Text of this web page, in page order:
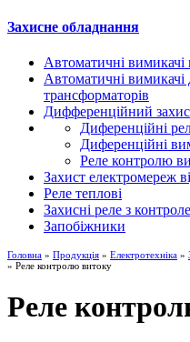
Захисне обладнання
Автоматичні
Автоматичні вимикачі
трансформаторів
Дифференційний
Диференційні
Диференційні
Реле контролю
Захист електромереж
Реле теплові
Захисні реле з
Запобіжники
Головна » Продукція » Електротехніка »
» Реле контролю витоку
Реле